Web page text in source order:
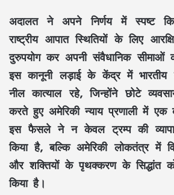
अदालत ने अपने निर्णय में स्पष्ट
राष्ट्रीय आपात स्थितियों के लिए
दुरुपयोग कर अपनी संवैधानिक सीमाओं
इस कानूनी लड़ाई के केंद्र में
नील कात्याल रहे, जिन्होंने छोटे
करते हुए अमेरिकी न्याय प्रणाली में
इस फैसले ने न केवल ट्रम्प की
किया है, बल्कि अमेरिकी लोकतंत्र में
और शक्तियों के पृथक्करण के सिद्धांत
किया है।